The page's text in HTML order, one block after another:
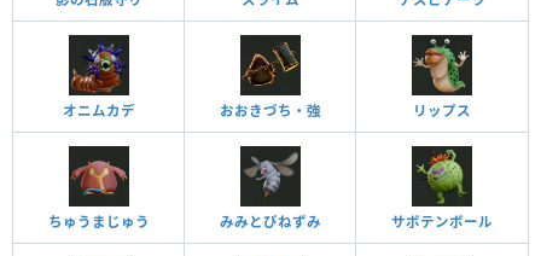
オニムカデ おおきづち・強 リップス
ちゅうまじゅう みみとびねずみ サボテンボール